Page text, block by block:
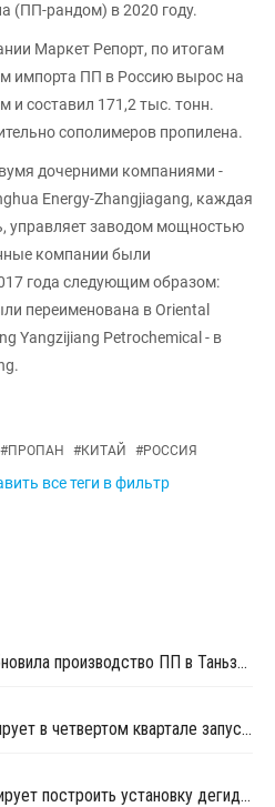
(ПП-рандом) в 2020 году.
Маркет Репорт, по итогам
импорта ПП в Россию вырос на
и составил 171,2 тыс. тонн.
сополимеров пропилена.
дочерними компаниями -
Energy-Zhangjiagang, каждая
управляет заводом мощностью
компании были
года следующим образом:
переименована в Oriental
Yangzijiang Petrochemical - в
#ПРОПАН #КИТАЙ #РОССИЯ
все теги в фильтр
Tianjin Bohai Chemical возобновила производство ПП в Таньзине
Sinochem International планирует в четвертом квартале запустить установка по дегидрированию пропана в Китае
Wanjing Petrochemical планирует построить установку дегидрирования пропана в Китае